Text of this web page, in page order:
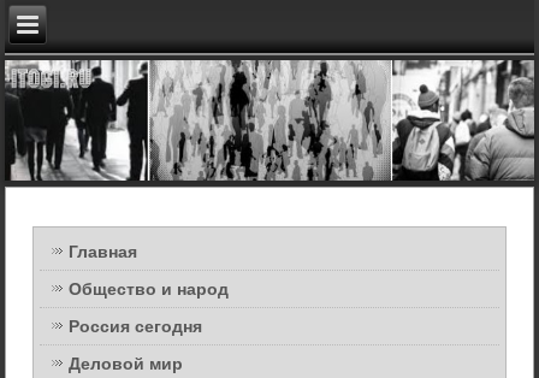
Главная
Общество и народ
Россия сегодня
Деловой мир